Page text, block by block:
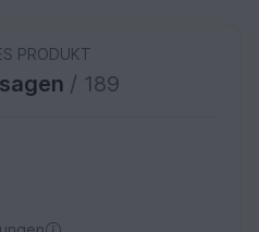
PRODUKT
/ 189